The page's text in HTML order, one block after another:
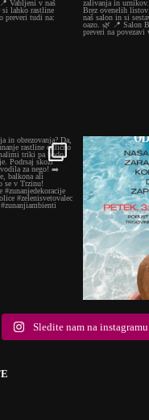
Sledite nam na instagramu